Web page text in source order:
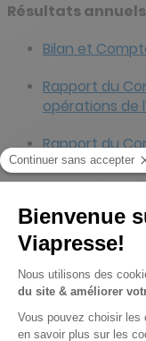
Résultats annuels
Bilan et
Rapport du
opérations de
Rapport du
comptes
les
Avis de